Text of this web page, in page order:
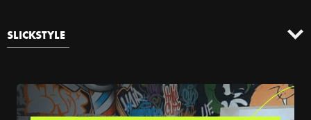
SLICKSTYLE